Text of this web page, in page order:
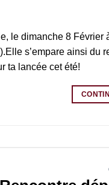
le dimanche 8
s’empare ainsi
ta lancée cet été!